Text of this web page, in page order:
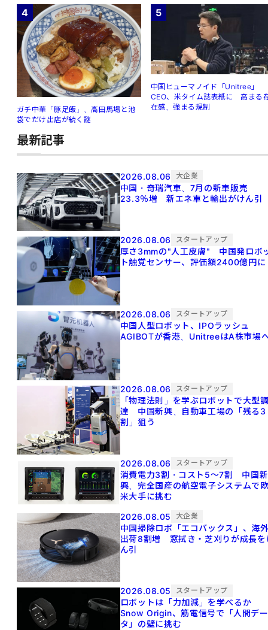
4
ガチ中華「豚足飯」、高田馬場と池
袋でだけ出店が続く謎
5
中国ヒューマノイド「Unitree」
CEO、米タイム誌表紙に 高まる
在感、強まる規制
最新記事
2026.08.06 大企業
中国・奇瑞汽車、7月の新車販売
23.3％増 新エネ車と輸出がけん引
2026.08.06 スタートアップ
厚さ3mmの"人工皮膚" 中国発ロボ
ト触覚センサー、評価額2400億円に
2026.08.06 スタートアップ
中国人型ロボット、IPOラッシュ
AGIBOTが香港、UnitreeはA株市場
2026.08.06 スタートアップ
「物理法則」を学ぶロボットで大型
達 中国新興、自動車工場の「残る3
割」狙う
2026.08.06 スタートアップ
消費電力3割・コスト5〜7割 中国新
興、完全国産の航空電子システムで
米大手に挑む
2026.08.05
大企業
中国掃除ロボ「エコバックス」、海
出荷8割増 窓拭き・芝刈りが成長を
ん引
2026.08.05 スタートアップ
ロボットは「力加減」を学べるか
Snow Origin、筋電信号で「人間デー
タ」の壁に挑む